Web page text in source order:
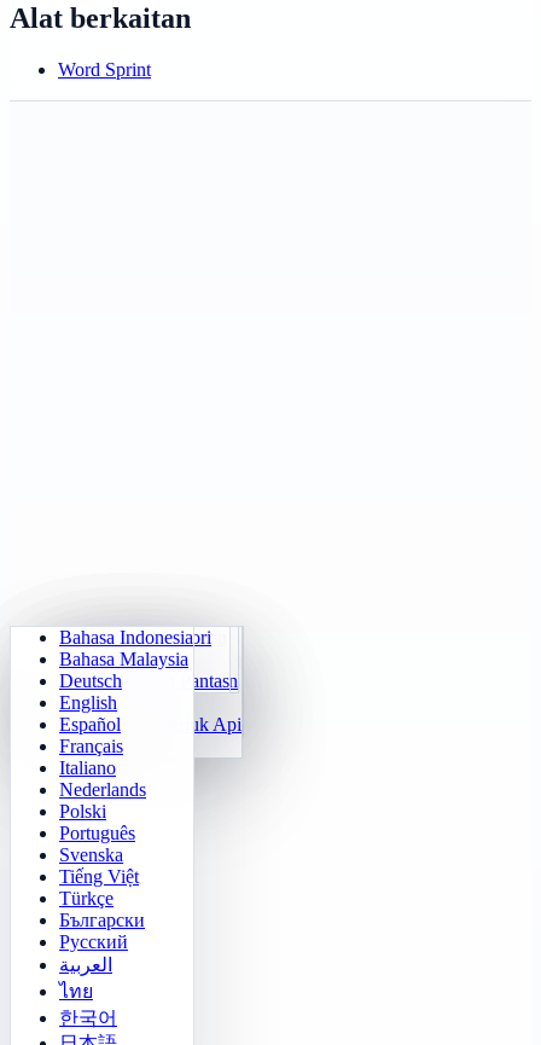
Aritmetik Harian
Jurulatih Sifir Darab
Kiraan Pantas 24
Fungsi
Isi Corak Nombor
Sudoku
Klotski Nombor
2048
Tetris
Penyapu Periuk Api
Gomoku
Padamkan Lampu
Misi Maze
Cabaratan Sokoban
Matriks Memori
Jejak Sasaran
Pembezaan Pantas
Bahasa Indonesia
Bahasa Malaysia
Deutsch
English
Español
Français
Italiano
Nederlands
Polski
Português
Svenska
Tiếng Việt
Türkçe
Български
Русский
العربية
ไทย
한국어
Alat berkaitan
Word Sprint